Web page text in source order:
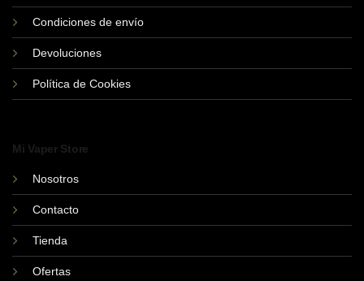
la
Condiciones de envío
Devoluciones
Política de Cookies
Mi Vaper Store
Nosotros
Contacto
Tienda
Ofertas